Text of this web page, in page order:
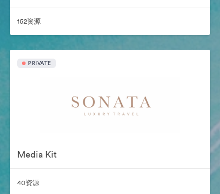
152资源
PRIVATE
Media Kit
40资源